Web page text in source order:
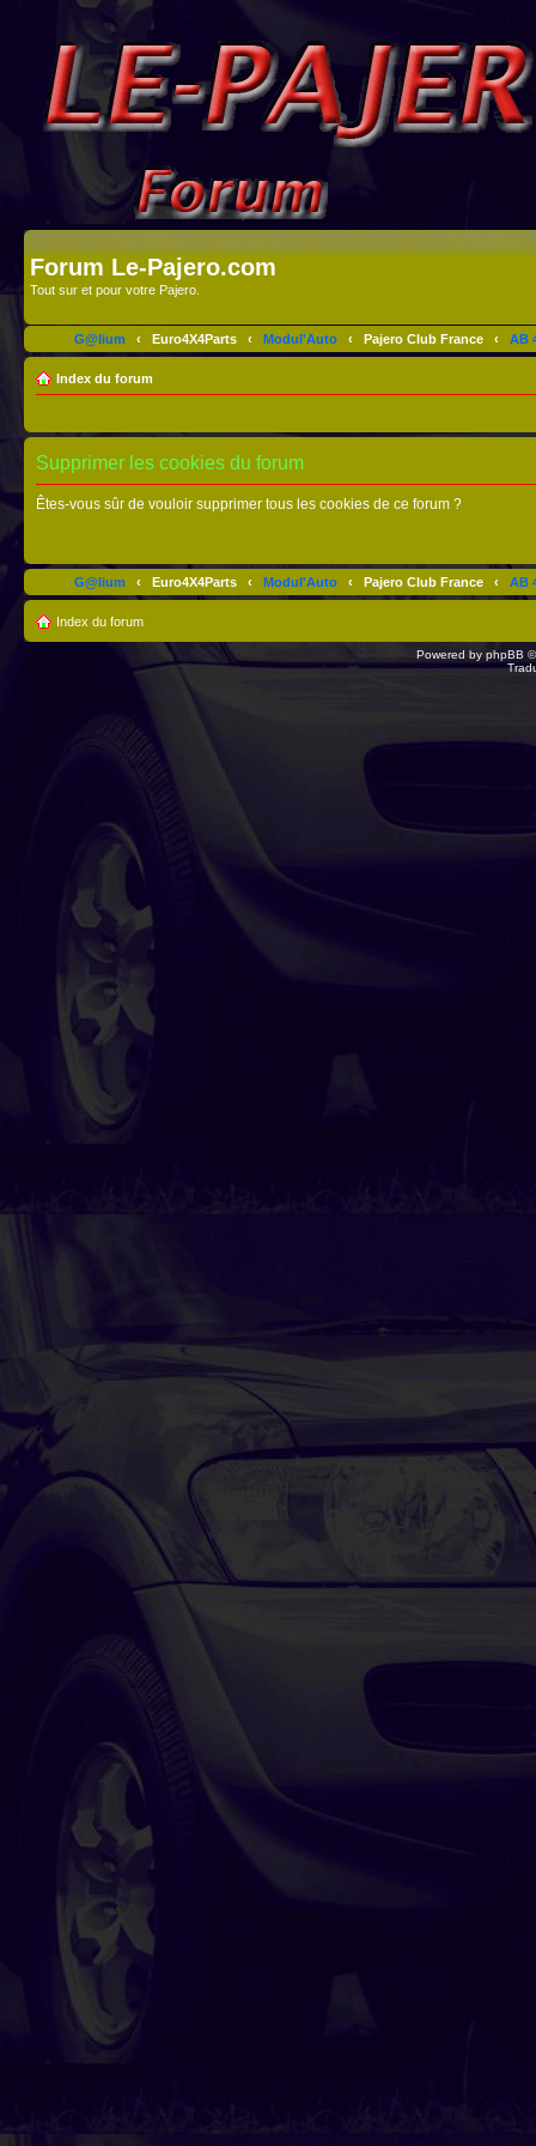
Forum Le-Pajero.com
Tout sur et pour votre Pajero.
G@lium ‹ Euro4X4Parts ‹ Modul'Auto ‹ Pajero Club France ‹ AB
Index du forum
Supprimer les cookies du forum
Êtes-vous sûr de vouloir supprimer tous les cookies de ce forum ?
G@lium ‹ Euro4X4Parts ‹ Modul'Auto ‹ Pajero Club France ‹ AB
Index du forum
Powered by phpBB